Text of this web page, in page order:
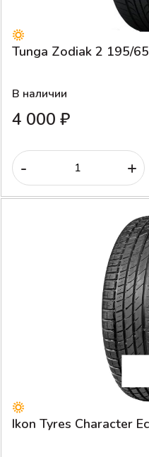
Tunga Zodiak 2 195/
В наличии
4 000 ₽
- +
Ikon Tyres Character